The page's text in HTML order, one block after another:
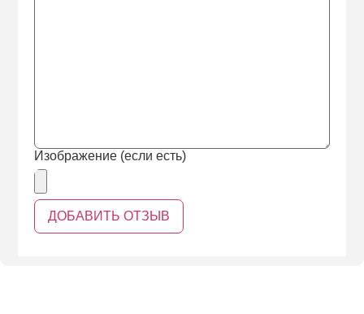
Изображение (если есть)